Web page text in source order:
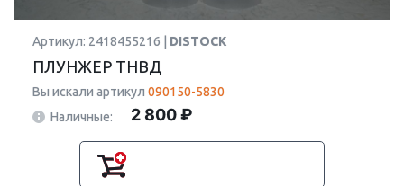
Артикул: 2418455216 | DISTOCK
ПЛУНЖЕР ТНВД
Вы искали артикул 090150-5830
Наличные:
2 800 ₽